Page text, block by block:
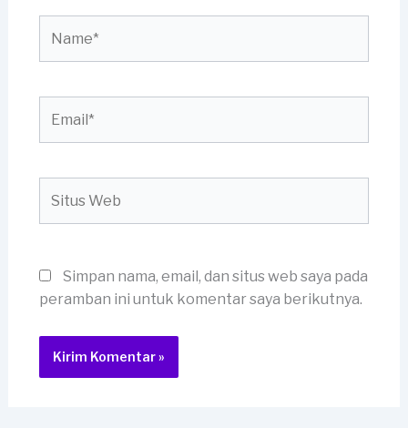
Web
Simpan nama, email, dan situs web saya pada
peramban ini untuk komentar saya berikutnya.